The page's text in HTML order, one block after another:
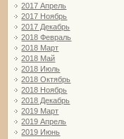
2017 Апрель
2017 Ноябрь
2017 Декабрь
2018 Февраль
2018 Март
2018 Май
2018 Июль
2018 Октябрь
2018 Ноябрь
2018 Декабрь
2019 Март
2019 Апрель
2019 Июнь